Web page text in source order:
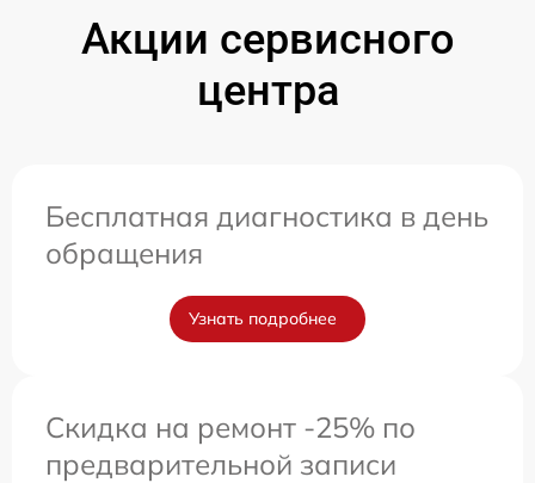
Акции сервисного
центра
Бесплатная диагностика в день
обращения
Узнать подробнее
Скидка на ремонт -25% по
предварительной записи